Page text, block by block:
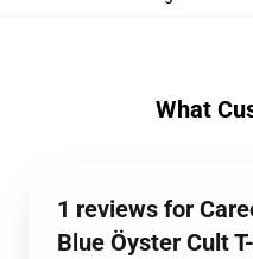
What
1 reviews for
Blue Öyster Cult